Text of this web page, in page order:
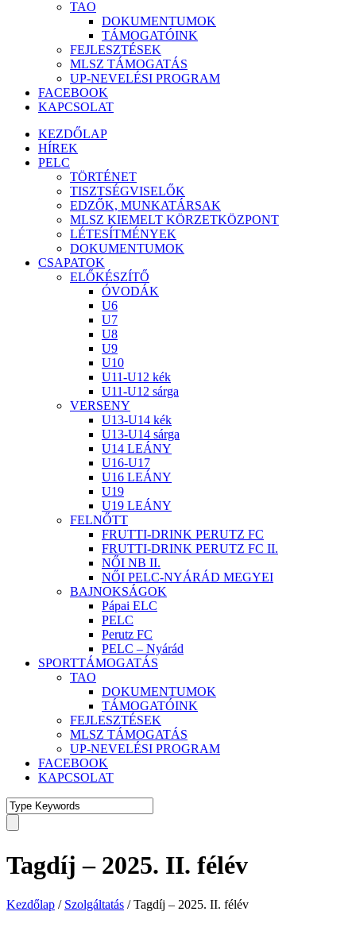
TAO
DOKUMENTUMOK
TÁMOGATÓINK
FEJLESZTÉSEK
MLSZ TÁMOGATÁS
UP-NEVELÉSI PROGRAM
FACEBOOK
KAPCSOLAT
KEZDŐLAP
HÍREK
PELC
TÖRTÉNET
TISZTSÉGVISELŐK
EDZŐK, MUNKATÁRSAK
MLSZ KIEMELT KÖRZETKÖZPONT
LÉTESÍTMÉNYEK
DOKUMENTUMOK
CSAPATOK
ELŐKÉSZÍTŐ
ÓVODÁK
U6
U7
U8
U9
U10
U11-U12 kék
U11-U12 sárga
VERSENY
U13-U14 kék
U13-U14 sárga
U14 LEÁNY
U16-U17
U16 LEÁNY
U19
U19 LEÁNY
FELNŐTT
FRUTTI-DRINK PERUTZ FC
FRUTTI-DRINK PERUTZ FC II.
NŐI NB II.
NŐI PELC-NYÁRÁD MEGYEI
BAJNOKSÁGOK
Pápai ELC
PELC
Perutz FC
PELC – Nyárád
SPORTTÁMOGATÁS
TAO
DOKUMENTUMOK
TÁMOGATÓINK
FEJLESZTÉSEK
MLSZ TÁMOGATÁS
UP-NEVELÉSI PROGRAM
FACEBOOK
KAPCSOLAT
Tagdíj – 2025. II. félév
Kezdőlap / Szolgáltatás / Tagdíj – 2025. II. félév